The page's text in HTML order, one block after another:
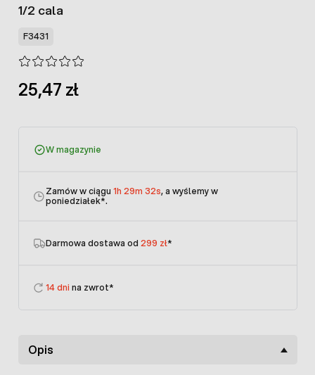
1/2 cala
F3431
25,47 zł
W magazynie
Zamów w ciągu 1h 29m 32s, a wyślemy w
poniedziałek*.
Darmowa dostawa od 299 zł*
14 dni na zwrot*
Opis